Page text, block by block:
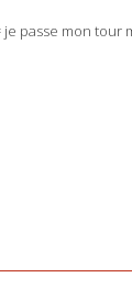
passe mon tour